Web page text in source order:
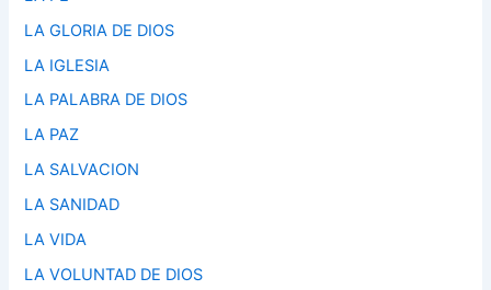
LA GLORIA DE DIOS
LA IGLESIA
LA PALABRA DE DIOS
LA PAZ
LA SALVACION
LA SANIDAD
LA VIDA
LA VOLUNTAD DE DIOS